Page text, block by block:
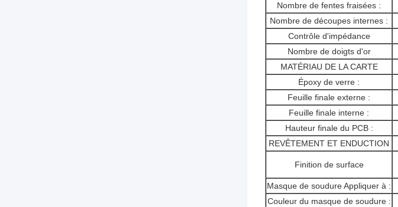
Nombre de fentes fraisées :
Nombre de découpes internes :
Contrôle d'impédance
Nombre de doigts d'or
MATÉRIAU DE LA CARTE
Époxy de verre :
Feuille finale externe :
Feuille finale interne :
Hauteur finale du PCB :
REVÊTEMENT ET ENDUCTION
Finition de surface
Masque de soudure Appliquer à :
Couleur du masque de soudure :